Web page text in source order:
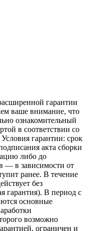
гарантии
ваше внимание, что
ознакомительный
в соответствии со
гарантии: срок
акта сборки
либо до
— в зависимости от
ранее. В течение
без
гарантия). В период с
основные
возможно
ограничен и